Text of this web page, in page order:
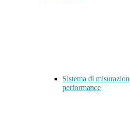
Sistema di
performance